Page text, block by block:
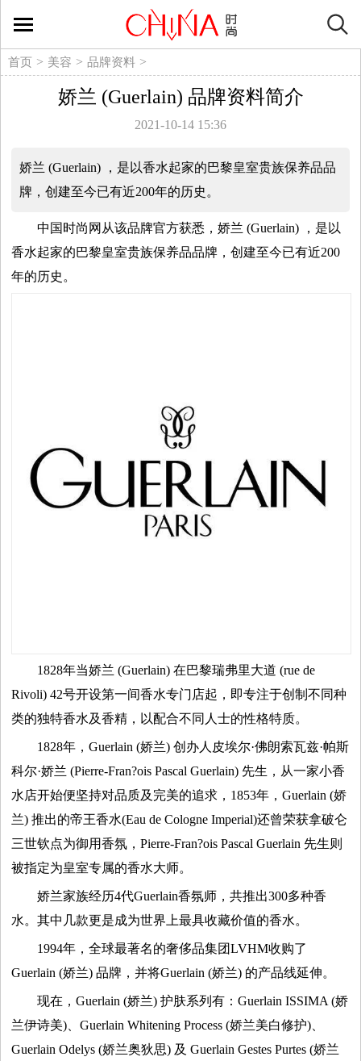
时
尚
美
试
用
活
视
首页 > 美容 > 品牌资料 >
娇兰 (Guerlain) 品牌资料简介
2021-10-14 15:36
娇兰 (Guerlain) ，是以香水起家的巴黎皇室贵族保养品品
牌，创建至今已有近200年的历史。
中国时尚网从该品牌官方获悉，娇兰 (Guerlain) ，是以
香水起家的巴黎皇室贵族保养品品牌，创建至今已有近200
年的历史。
1828年当娇兰 (Guerlain) 在巴黎瑞弗里大道 (rue de
Rivoli) 42号开设第一间香水专门店起，即专注于创制不同种
类的独特香水及香精，以配合不同人士的性格特质。
1828年，Guerlain (娇兰) 创办人皮埃尔·佛朗索瓦兹·帕斯
科尔·娇兰 (Pierre-Fran?ois Pascal Guerlain) 先生，从一家小香
水店开始便坚持对品质及完美的追求，1853年，Guerlain (娇
兰) 推出的帝王香水(Eau de Cologne Imperial)还曾荣获拿破仑
三世钦点为御用香氛，Pierre-Fran?ois Pascal Guerlain 先生则
被指定为皇室专属的香水大师。
娇兰家族经历4代Guerlain香氛师，共推出300多种香
水。其中几款更是成为世界上最具收藏价值的香水。
1994年，全球最著名的奢侈品集团LVHM收购了
Guerlain (娇兰) 品牌，并将Guerlain (娇兰) 的产品线延伸。
现在，Guerlain (娇兰) 护肤系列有：Guerlain ISSIMA (娇
兰伊诗美)、Guerlain Whitening Process (娇兰美白修护)、
Guerlain Odelys (娇兰奥狄思) 及 Guerlain Gestes Purtes (娇兰